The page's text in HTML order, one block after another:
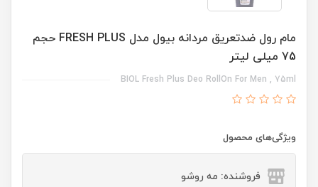
مام رول ضدتعریق مردانه بیول مدل FRESH PLUS حجم
75 میلی لیتر
BIOL Fresh Plus Deo RollOn For Men , 75ml
ویژگی‌های محصول
فروشنده: مه رو‌شو